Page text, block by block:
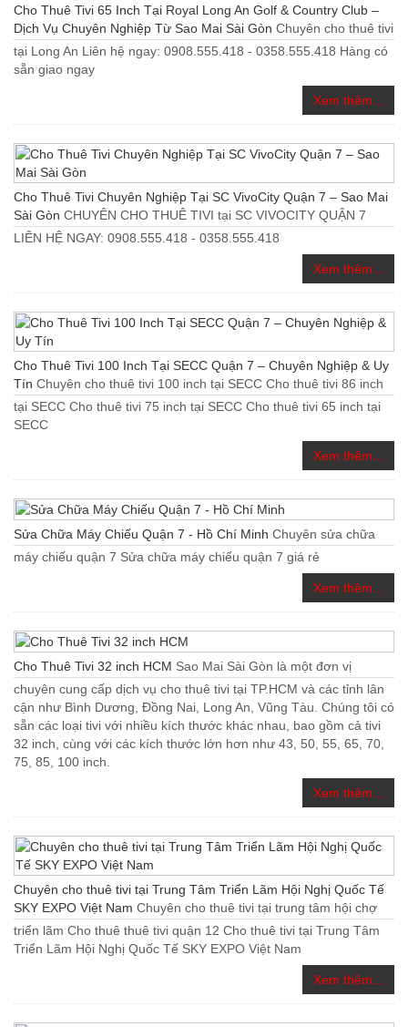
Cho Thuê Tivi 65 Inch Tại Royal Long An Golf & Country Club –
Dịch Vụ Chuyên Nghiệp Từ Sao Mai Sài Gòn Chuyên cho thuê tivi
tại Long An Liên hệ ngay: 0908.555.418 - 0358.555.418 Hàng có
sẵn giao ngay
Xem thêm...
Cho Thuê Tivi Chuyên Nghiệp Tại SC VivoCity Quận 7 – Sao Mai
Sài Gòn CHUYÊN CHO THUÊ TIVI tại SC VIVOCITY QUẬN 7
LIÊN HỆ NGAY: 0908.555.418 - 0358.555.418
Xem thêm...
Cho Thuê Tivi 100 Inch Tại SECC Quận 7 – Chuyên Nghiệp & Uy
Tín Chuyên cho thuê tivi 100 inch tại SECC Cho thuê tivi 86 inch
tại SECC Cho thuê tivi 75 inch tại SECC Cho thuê tivi 65 inch tại
SECC
Xem thêm...
Sửa Chữa Máy Chiếu Quận 7 - Hồ Chí Minh Chuyên sửa chữa
máy chiếu quận 7 Sửa chữa máy chiếu quận 7 giá rẻ
Xem thêm...
Cho Thuê Tivi 32 inch HCM Sao Mai Sài Gòn là một đơn vị
chuyên cung cấp dịch vụ cho thuê tivi tại TP.HCM và các tỉnh lân
cận như Bình Dương, Đồng Nai, Long An, Vũng Tàu. Chúng tôi có
sẵn các loại tivi với nhiều kích thước khác nhau, bao gồm cả tivi
32 inch, cùng với các kích thước lớn hơn như 43, 50, 55, 65, 70,
75, 85, 100 inch.
Xem thêm...
Chuyên cho thuê tivi tại Trung Tâm Triển Lãm Hội Nghị Quốc Tế
SKY EXPO Việt Nam Chuyên cho thuê tivi tại trung tâm hội chợ
triển lãm Cho thuê thuê tivi quận 12 Cho thuê tivi tại Trung Tâm
Triển Lãm Hội Nghị Quốc Tế SKY EXPO Việt Nam
Xem thêm...